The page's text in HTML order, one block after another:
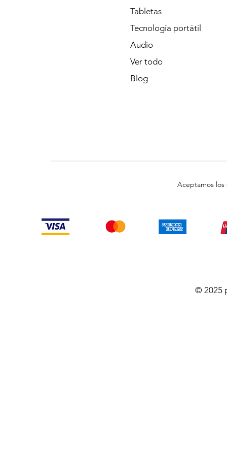
Tabletas
Tecnología portátil
Audio
Ver todo
Blog
Aceptamos
© 2025